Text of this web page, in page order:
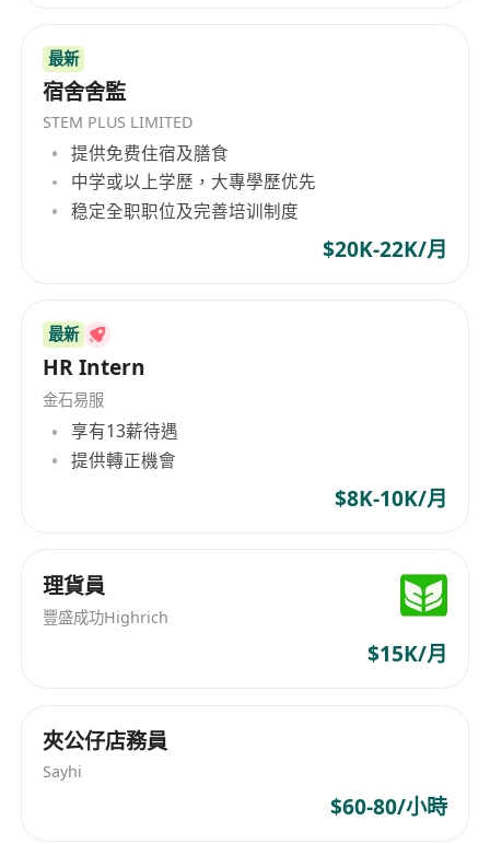
成各項任務。
待遇：
上班時間：9:30-18:00
周末雙休 銀行假期
最新
宿舍舍監
STEM PLUS LIMITED
提供免费住宿及膳食
中学或以上学歷，大專學歷优先
稳定全职职位及完善培训制度
$20K-22K/月
最新
HR Intern
金石易服
享有13薪待遇
提供轉正機會
$8K-10K/月
理貨員
豐盛成功Highrich
$15K/月
夾公仔店務員
Sayhi
$60-80/小時